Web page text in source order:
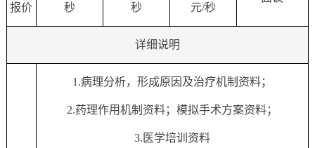
报价
秒
秒
元/秒
详细说明
1.病理分析，形成原因及治疗机制资料；
2.药理作用机制资料；模拟手术方案资料；
3.医学培训资料